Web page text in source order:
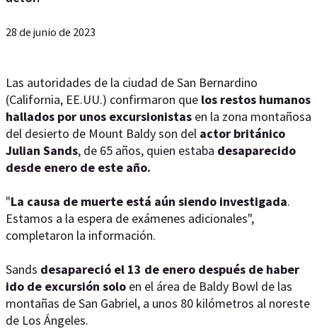
28 de junio de 2023
Las autoridades de la ciudad de San Bernardino
(California, EE.UU.) confirmaron que los restos humanos
hallados por unos excursionistas en la zona montañosa
del desierto de Mount Baldy son del actor británico
Julian Sands, de 65 años, quien estaba desaparecido
desde enero de este año.
"La causa de muerte está aún siendo investigada.
Estamos a la espera de exámenes adicionales",
completaron la información.
Sands desapareció el 13 de enero después de haber
ido de excursión solo en el área de Baldy Bowl de las
montañas de San Gabriel, a unos 80 kilómetros al noreste
de Los Ángeles.